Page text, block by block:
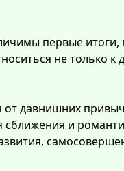
первые
не только к
давнишних
и